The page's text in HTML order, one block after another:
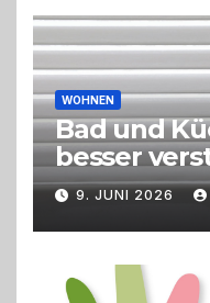
Live-
WOHNEN
Bad und
besser
9. JUNI 2026